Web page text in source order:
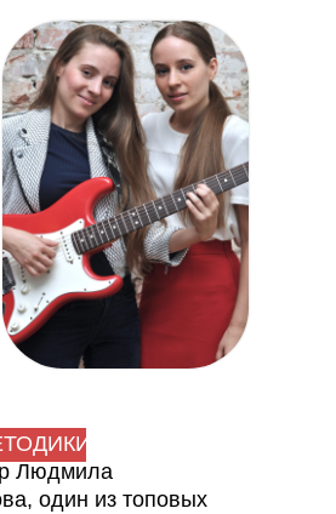
Людмила
один из топовых